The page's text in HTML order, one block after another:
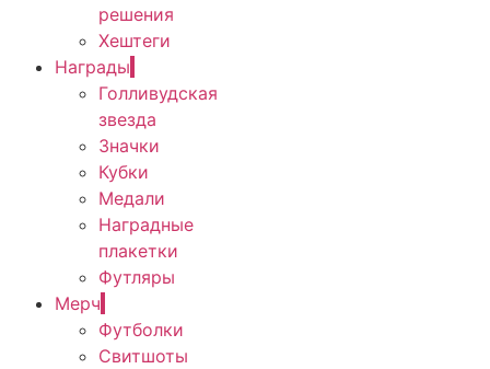
решения
Хештеги
Награды
Голливудская
звезда
Значки
Кубки
Медали
Наградные
плакетки
Футляры
Мерч
Футболки
Свитшоты